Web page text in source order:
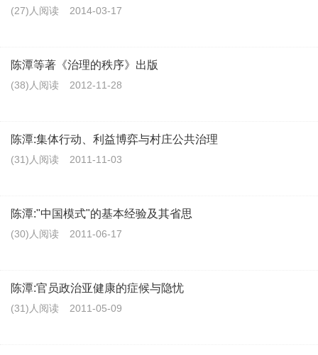
(27)人阅读 2014-03-17
陈潭等著《治理的秩序》出版
(38)人阅读 2012-11-28
陈潭:集体行动、利益博弈与村庄公共治理
(31)人阅读 2011-11-03
陈潭:"中国模式"的基本经验及其省思
(30)人阅读 2011-06-17
陈潭:官员政治亚健康的症候与隐忧
(31)人阅读 2011-05-09